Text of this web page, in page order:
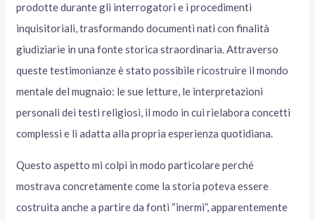
prodotte durante gli interrogatori e i procedimenti
inquisitoriali, trasformando documenti nati con finalità
giudiziarie in una fonte storica straordinaria. Attraverso
queste testimonianze è stato possibile ricostruire il mondo
mentale del mugnaio: le sue letture, le interpretazioni
personali dei testi religiosi, il modo in cui rielabora concetti
complessi e li adatta alla propria esperienza quotidiana.
Questo aspetto mi colpì in modo particolare perché
mostrava concretamente come la storia poteva essere
costruita anche a partire da fonti “inermi”, apparentemente